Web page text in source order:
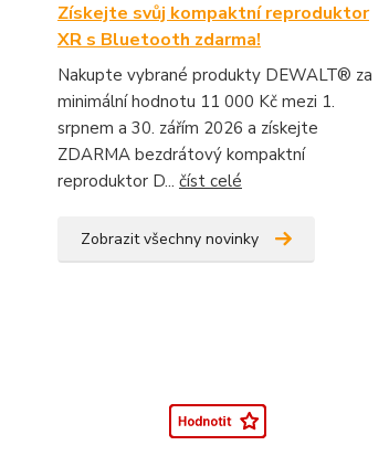
Získejte svůj kompaktní reproduktor
XR s Bluetooth zdarma!
Nakupte vybrané produkty DEWALT® za
minimální hodnotu 11 000 Kč mezi 1.
srpnem a 30. zářím 2026 a získejte
ZDARMA bezdrátový kompaktní
reproduktor D... číst celé
Zobrazit všechny novinky